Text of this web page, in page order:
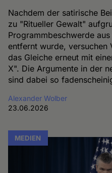
Nachdem der satirische
zu "Ritueller Gewalt"
Programmbeschwerde
entfernt wurde, versuchen
das Gleiche erneut mit
X". Die Argumente in der
sind dabei so
Alexander Wolber
23.06.2026
MEDIEN